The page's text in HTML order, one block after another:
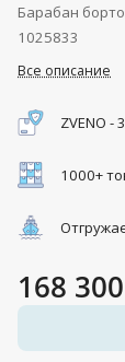
Барабан
1025833
Все описание
ZVENO -
1000+
168